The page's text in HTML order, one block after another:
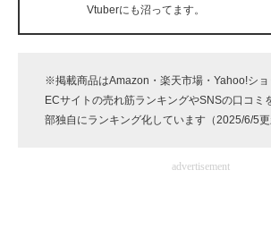
ITエンジニア向け専門サイト
製造業のIT導入・活用を支援
モノづくり技術者専門サイト
Vtuberにも沼ってます。
※掲載商品はAmazon・楽天市場・Yahoo!ショ
ECサイトの売れ筋ランキングやSNSの口コミ
部独自にランキング化しています（2025/6/5更
advertisement